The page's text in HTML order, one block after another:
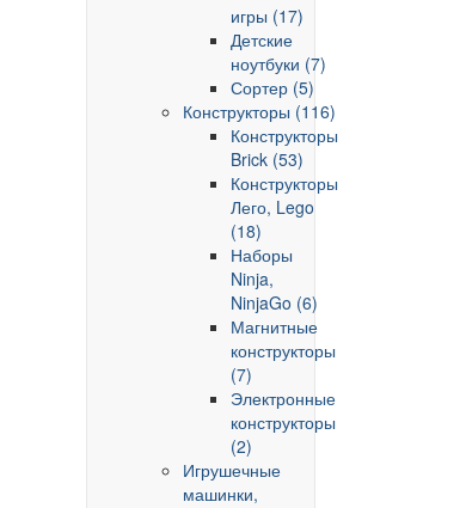
игры (17)
Детские
ноутбуки (7)
Сортер (5)
Конструкторы (116)
Конструкторы
Brick (53)
Конструкторы
Лего, Lego
(18)
Наборы
Ninja,
NinjaGo (6)
Магнитные
конструкторы
(7)
Электронные
конструкторы
(2)
Игрушечные
машинки,